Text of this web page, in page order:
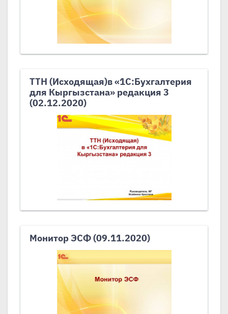
ТТН (Исходящая)в «1С:Бухгалтерия
для Кыргызстана» редакция 3
(02.12.2020)
Монитор ЭСФ (09.11.2020)